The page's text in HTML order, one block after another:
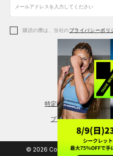
アクセサリー
アクセサリー
シューズ
アクセサリー
レギンス＆タイツ
シューズ
購読の際は、当社のプライバシーポリ
特定商取引法に基づく通
プライバシーポリシー
© 2026 Copyright DOME